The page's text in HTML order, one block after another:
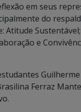
em seus
do
Atitude
e
Ferraz